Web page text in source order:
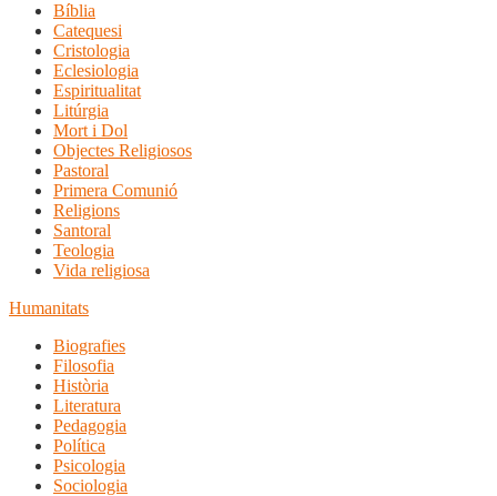
Bíblia
Catequesi
Cristologia
Eclesiologia
Espiritualitat
Litúrgia
Mort i Dol
Objectes Religiosos
Pastoral
Primera Comunió
Religions
Santoral
Teologia
Vida religiosa
Humanitats
Biografies
Filosofia
Història
Literatura
Pedagogia
Política
Psicologia
Sociologia